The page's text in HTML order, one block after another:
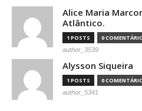
Alice Maria
Atlântico.
1 POSTS 0
author_3539
Alysson Siqueira
1 POSTS 0
author_5341